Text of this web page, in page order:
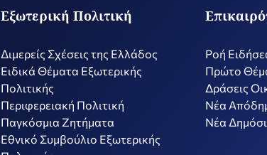
Εξωτερική Πολιτική
Διμερείς Σχέσεις της Ελλάδος
Ειδικά Θέματα Εξωτερικής
Πολιτικής
Περιφερειακή Πολιτική
Παγκόσμια Ζητήματα
Εθνικό Συμβούλιο Εξωτερικής
Ροή
Πρώτο
Δράσεις
Nέα
Νέα